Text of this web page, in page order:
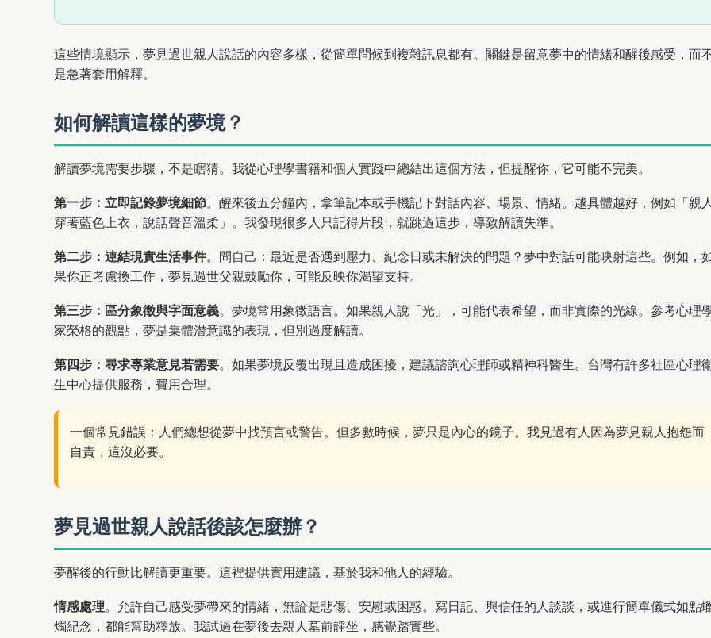
這些情境顯示，夢見過世親人說話的內容多樣，從簡單問候到複雜訊息都有。關鍵是留意夢中的情緒和醒後感受，而
是急著套用解釋。
如何解讀這樣的夢境？
解讀夢境需要步驟，不是瞎猜。我從心理學書籍和個人實踐中總結出這個方法，但提醒你，它可能不完美。
第一步：立即記錄夢境細節。醒來後五分鐘內，拿筆記本或手機記下對話內容、場景、情緒。越具體越好，例如「親
穿著藍色上衣，說話聲音溫柔」。我發現很多人只記得片段，就跳過這步，導致解讀失準。
第二步：連結現實生活事件。問自己：最近是否遇到壓力、紀念日或未解決的問題？夢中對話可能映射這些。例如，
果你正考慮換工作，夢見過世父親鼓勵你，可能反映你渴望支持。
第三步：區分象徵與字面意義。夢境常用象徵語言。如果親人說「光」，可能代表希望，而非實際的光線。參考心理
家榮格的觀點，夢是集體潛意識的表現，但別過度解讀。
第四步：尋求專業意見若需要。如果夢境反覆出現且造成困擾，建議諮詢心理師或精神科醫生。台灣有許多社區心理
生中心提供服務，費用合理。
一個常見錯誤：人們總想從夢中找預言或警告。但多數時候，夢只是內心的鏡子。我見過有人因為夢見親人抱怨而
自責，這沒必要。
夢見過世親人說話後該怎麼辦？
夢醒後的行動比解讀更重要。這裡提供實用建議，基於我和他人的經驗。
情感處理。允許自己感受夢帶來的情緒，無論是悲傷、安慰或困惑。寫日記、與信任的人談談，或進行簡單儀式如點
燭紀念，都能幫助釋放。我試過在夢後去親人墓前靜坐，感覺踏實些。